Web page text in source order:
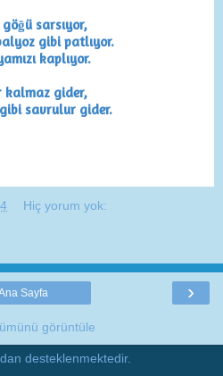
sarsıyor,
gibi patlıyor.
kaplıyor.
kalmaz gider,
savrulur gider.
Hiç yorum yok:
›
Sayfa
görüntüle
desteklenmektedir.